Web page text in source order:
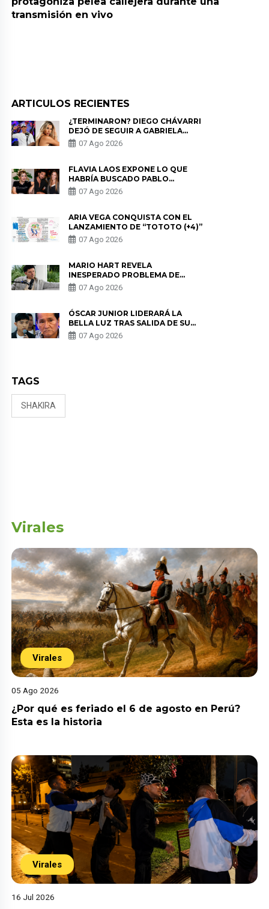
transmisión en vivo
ARTICULOS RECIENTES
¿TERMINARON? DIEGO CHÁVARRI
DEJÓ DE SEGUIR A GABRIELA
HERRERA Y ANUNCIA SU SALIDA
DE PÓDCAST
07 Ago 2026
FLAVIA LAOS EXPONE LO QUE
HABRÍA BUSCADO PABLO
HEREDIA CON ALE FULLER: “UNA
DE LAS PARTES QUERÍA EL
07 Ago 2026
ARIA VEGA CONQUISTA CON EL
LANZAMIENTO DE “TOTOTO (+4)”
07 Ago 2026
MARIO HART REVELA
INESPERADO PROBLEMA DE
SALUD ANTES DE SEPARARSE DE
KORINA: “ME ENCONTRARON UN
07 Ago 2026
ÓSCAR JUNIOR LIDERARÁ LA
BELLA LUZ TRAS SALIDA DE SU
PADRE POR POLÉMICA CON
NALDY SALDAÑA
07 Ago 2026
TAGS
SHAKIRA
Virales
Virales
05 Ago 2026
¿Por qué es feriado el 6 de agosto en Perú?
Esta es la historia
Virales
16 Jul 2026